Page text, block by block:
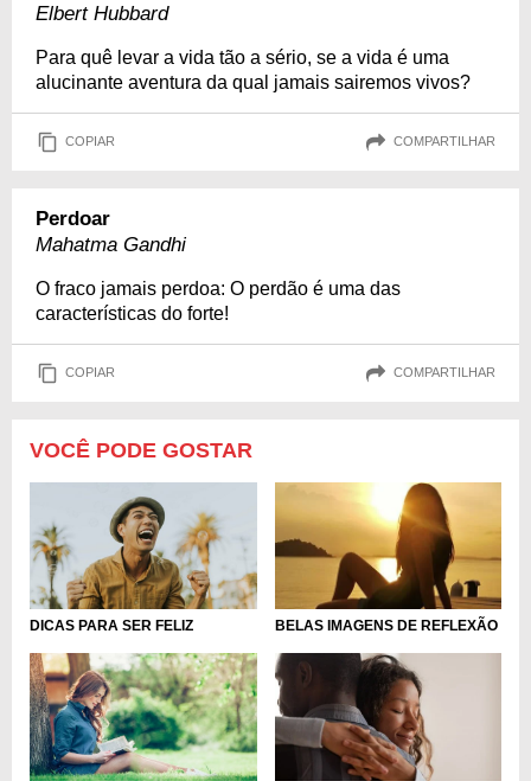
Elbert Hubbard
Para quê levar a vida tão a sério, se a vida é uma
alucinante aventura da qual jamais sairemos vivos?
COPIAR COMPARTILHAR
Perdoar
Mahatma Gandhi
O fraco jamais perdoa: O perdão é uma das
características do forte!
COPIAR COMPARTILHAR
VOCÊ PODE GOSTAR
DICAS PARA SER FELIZ BELAS IMAGENS DE REFLEXÃO